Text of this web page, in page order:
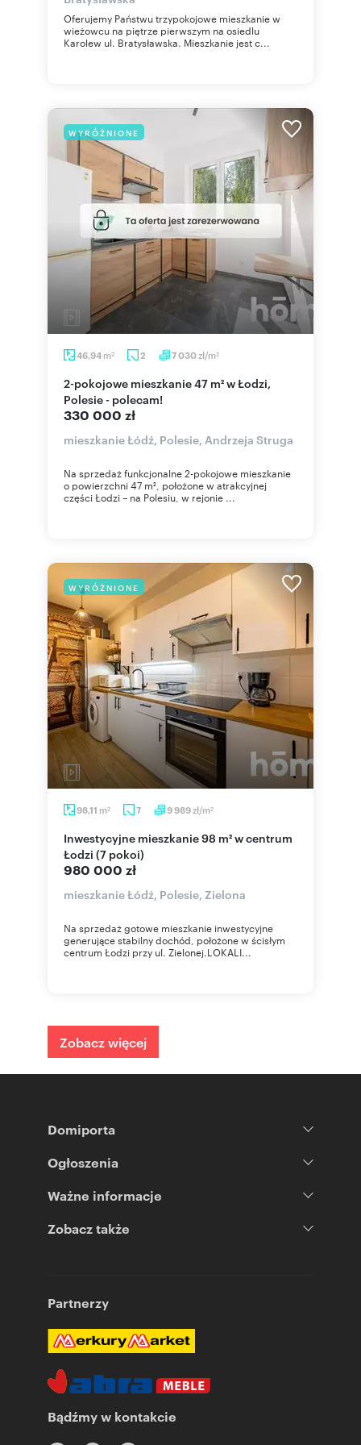
Oferujemy Państwu trzypokojowe mieszkanie w
wieżowcu na piętrze pierwszym na osiedlu
Karolew ul. Bratysławska. Mieszkanie jest c...
WYRÓŻNIONE
46,94 m2 2 7 030zł/m2
2-pokojowe mieszkanie 47 m² w Łodzi,
Polesie - polecam!
330 000 zł
mieszkanie Łódź, Polesie, Andrzeja Struga
Na sprzedaż funkcjonalne 2-pokojowe mieszkanie
o powierzchni 47 m², położone w atrakcyjnej
części Łodzi – na Polesiu, w rejonie ...
WYRÓŻNIONE
98,11 m2 7 9 989zł/m2
Inwestycyjne mieszkanie 98 m² w centrum
Łodzi (7 pokoi)
980 000 zł
mieszkanie Łódź, Polesie, Zielona
Na sprzedaż gotowe mieszkanie inwestycyjne
generujące stabilny dochód, położone w ścisłym
centrum Łodzi przy ul. Zielonej.LOKALI...
Zobacz więcej
Domiporta
Ogłoszenia
Ważne informacje
Zobacz także
Partnerzy
Bądźmy w kontakcie